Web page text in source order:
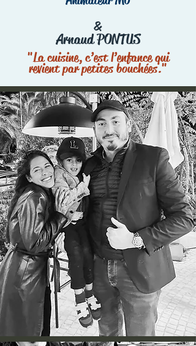
&
Arnaud PONTUS
"La cuisine, c’est l’enfance qui
revient par petites bouchées."